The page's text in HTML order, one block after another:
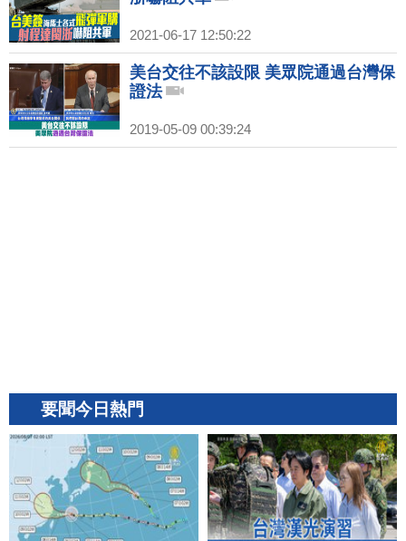
2021-06-17 12:50:22
美台交往不該設限 美眾院通過台灣保
證法
2019-05-09 00:39:24
要聞今日熱門